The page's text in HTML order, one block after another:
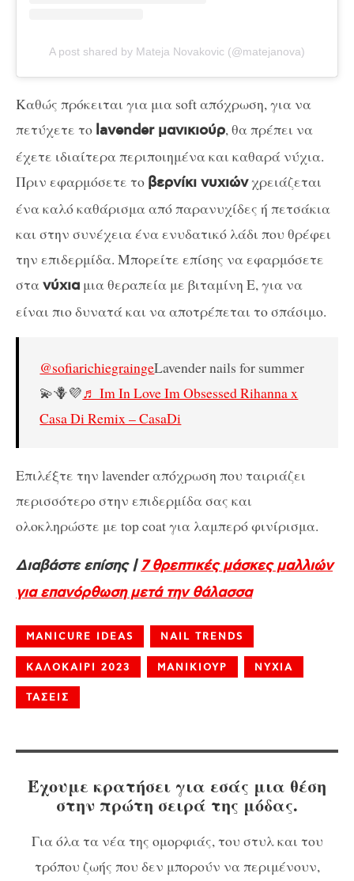
A post shared by Mateja Novakovic (@matejanova)
Καθώς πρόκειται για μια soft απόχρωση, για να
πετύχετε το lavender μανικιούρ, θα πρέπει να
έχετε ιδιαίτερα περιποιημένα και καθαρά νύχια.
Πριν εφαρμόσετε το βερνίκι νυχιώνχρειάζεται
ένα καλό καθάρισμα από παρανυχίδες ή πετσάκια
και στην συνέχεια ένα ενυδατικό λάδι που θρέφει
την επιδερμίδα. Μπορείτε επίσης να εφαρμόσετε
στανύχια μια θεραπεία με βιταμίνη Ε, για να
είναι πιο δυνατά και να αποτρέπεται το σπάσιμο.
@sofiarichiegraingeLavender nails for summer
💫🪻💜♬ Im In Love Im Obsessed Rihanna x
Casa Di Remix – CasaDi
Επιλέξτε την lavender απόχρωση που ταιριάζει
περισσότερο στην επιδερμίδα σας και
ολοκληρώστε με top coat για λαμπερό φινίρισμα.
Διαβάστε επίσης |7 θρεπτικές μάσκες μαλλιών
για επανόρθωση μετά την θάλασσα
MANICURE IDEAS NAIL TRENDS
ΚΑΛΟΚΑΙΡΙ 2023 ΜΑΝΙΚΙΟΥΡ ΝΥΧΙΑ
ΤΑΣΕΙΣ
Έχουμε κρατήσει για εσάς μια θέση
στην πρώτη σειρά της μόδας.
Για όλα τα νέα της ομορφιάς, του στυλ και του
τρόπου ζωής που δεν μπορούν να περιμένουν,